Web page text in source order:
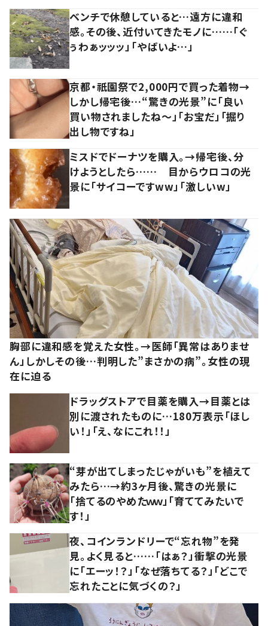
ベンチで休憩していると…遠方に違和
感。その後、近付いてきたモノに……「ぐ
ぅわぁッッッ」「やばいよ…」
京都・祇園祭で2,000円で買った着物→
しかし帰宅後…“驚きの光景”に「良い
買い物されましたね～」「お宝だ」「掘り
出し物ですね」
ミスドでドーナツを購入。→帰宅後、分
けようとしたら…… 目からウロコの光
景に「サイコーですww」「激しいw」
胸部に違和感を覚えた女性。→医師「異常はありませ
ん」しかしその後…判明した”まさかの病”。女性の現
在に迫る
ドラッグストアで目薬を購入→目薬とは
別に渡されたものに…180万表示「ほし
い！」「え、なにこれ！！」
“芽が出てしまったじゃがいも”を植えて
みたら…→約3ヶ月後、驚きの光景に
「捨てるのやめたｗｗ」「育ててみたいで
す！」
夜、コインランドリーで“忘れ物”を発
見。よく見ると……「はぁ？」衝撃の光景
に「エーッ！？」「なぜ落ちてる？」「どこで
忘れたことに気づくの？」